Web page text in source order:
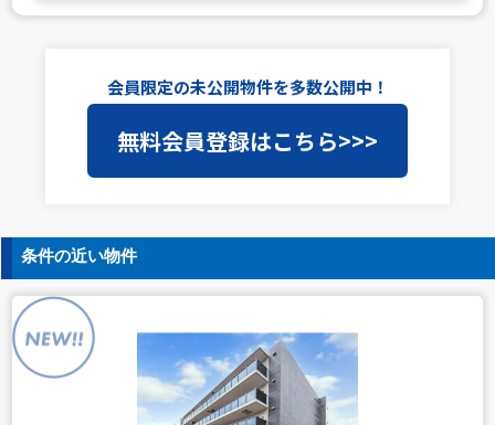
4. 個人情報取扱いの委託
当社は事業運営上、前項利用目的の範囲に限って個人情報
を外部に委託することがあります。この場合、個人情報保
護水準の高い委託先を選定し、個人情報の適正管理・機密
保持についての契約を交わし、適切な管理を実施させま
5. 個人情報の開示等の請求
ご本人様は、当社に対してご自身の個人情報の開示等（利
用目的の通知、開示、内容の訂正・追加・削除、利用の停
止または消去、第三者への提供の停止）に関して、下記の
当社問合わせ窓口に申し出ることができます。その際、当
社はお客様ご本人を確認させていただいたうえで、合理的
な間内に対応いたします。
【お問合せ窓口】
会員限定の未公開物件を多数公開中！
無料会員登録はこちら>>>
条件の近い物件